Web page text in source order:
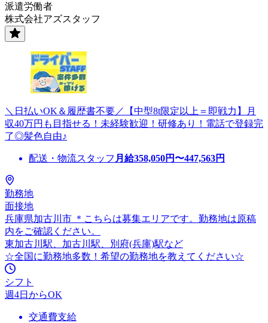
派遣労働者
株式会社アズスタッフ
＼日払いOK＆履歴書不要／【中型8t限定以上＝即戦力】月
収40万円も目指せる！未経験歓迎！研修あり！電話で登録完
了◎髪色自由♪
配送・物流スタッフ 月給358,050円〜447,563円
勤務地
面接地
兵庫県加古川市 ＊こちらは募集エリアです。勤務地は原稿
内をご確認ください。
東加古川駅、加古川駅、別府(兵庫)駅など
☆全国に勤務地多数！希望の勤務地を教えてください☆
シフト
週4日からOK
交通費支給